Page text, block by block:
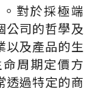
對於採極端
公司的哲學及
以及產品的生
周期定價方
透過特定的商